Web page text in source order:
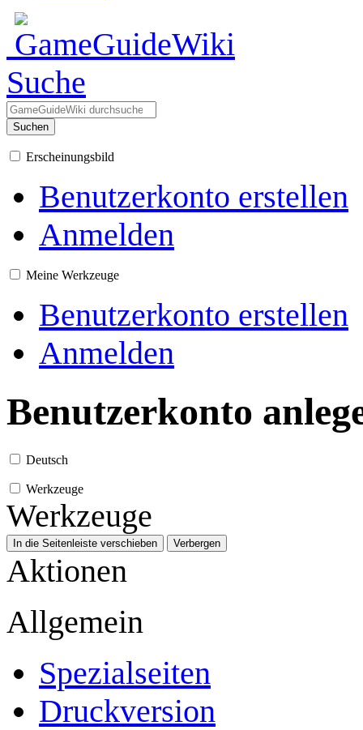
Suche
Suchen
Erscheinungsbild
Benutzerkonto erstellen
Anmelden
Meine Werkzeuge
Benutzerkonto erstellen
Anmelden
Benutzerkonto
Deutsch
Werkzeuge
Werkzeuge
In die Seitenleiste verschieben Verbergen
Aktionen
Allgemein
Spezialseiten
Druckversion